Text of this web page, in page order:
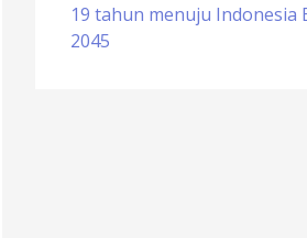
19 tahun menuju Indonesia
2045